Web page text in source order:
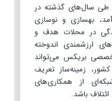
طی سال‌های گذشته در
بهسازی و نوسازی
در محلات هدف و
ارزشمندی اندوخته
بریکس می‌تواند
زمینه‌ساز تعریف
از همکاری‌های
باشد.